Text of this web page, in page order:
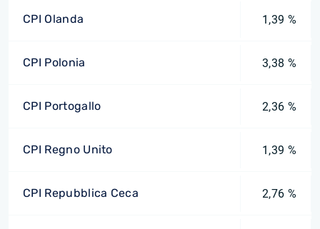
CPI Olanda 1,39 %
CPI Polonia 3,38 %
CPI Portogallo 2,36 %
CPI Regno Unito 1,39 %
CPI Repubblica Ceca 2,76 %